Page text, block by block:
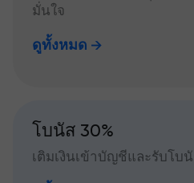
มั่นใจ
ดูทั้งหมด
โบนัส 30%
เติมเงินเข้าบัญชีและรับโบ